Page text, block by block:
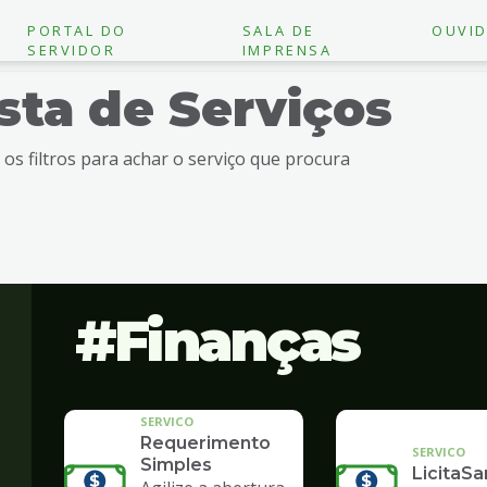
PORTAL DO
SERVIDOR
SALA DE
IMPRENSA
de Serviços
os filtros para achar o serviço que procura
Finanças
SERVICO
Requerimento
Simples
SERVICO